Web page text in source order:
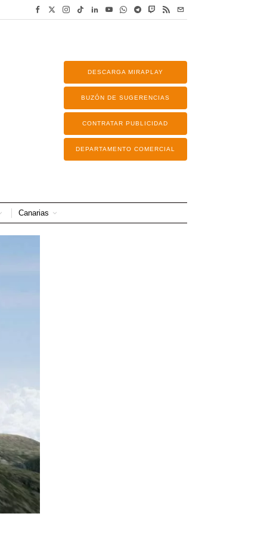
DESCARGA MIRAPLAY
BUZÓN DE SUGERENCIAS
CONTRATAR PUBLICIDAD
DEPARTAMENTO COMERCIAL
Canarias